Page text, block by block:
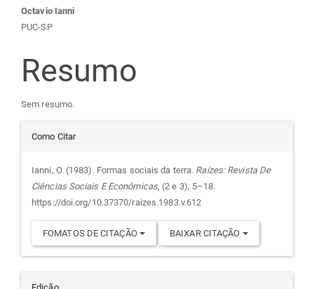
Conteúdo
do
artigo
principal
Octavio Ianni
PUC-SP
Resumo
Sem resumo.
Detalhes
do
artigo
Como Citar
Ianni, O. (1983). Formas sociais da terra. Raízes: Revista De
Ciências Sociais E Econômicas, (2 e 3), 5–18.
https://doi.org/10.37370/raizes.1983.v.612
FOMATOS DE CITAÇÃO BAIXAR CITAÇÃO